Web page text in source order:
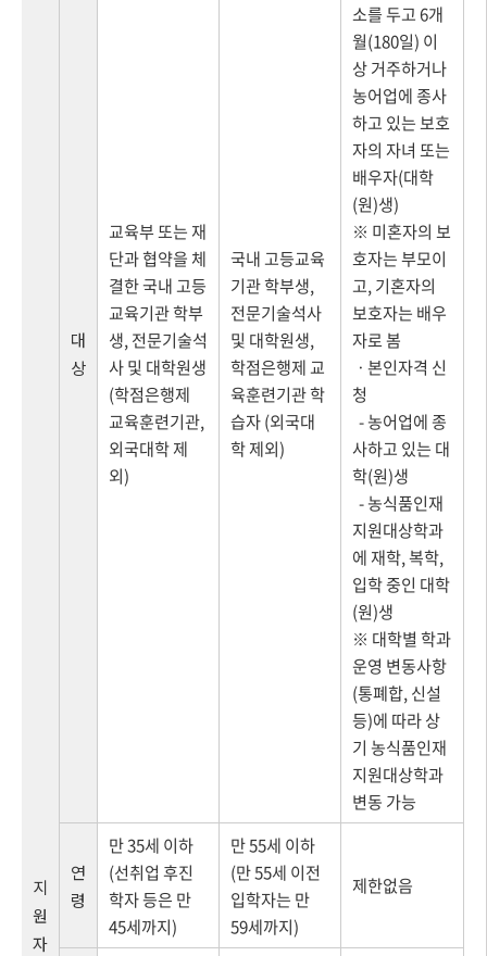
지
원
자
대
상
교육부 또는 재
단과 협약을 체
결한 국내 고등
교육기관 학부
생, 전문기술석
사 및 대학원생
(학점은행제
교육훈련기관,
외국대학 제
외)
국내 고등교육
기관 학부생,
전문기술석사
및 대학원생,
학점은행제 교
육훈련기관 학
습자 (외국대
학 제외)
소를 두고 6개
월(180일) 이
상 거주하거나
농어업에 종사
하고 있는 보호
자의 자녀 또는
배우자(대학
(원)생)
※ 미혼자의 보
호자는 부모이
고, 기혼자의
보호자는 배우
자로 봄
ㆍ본인자격 신
청
- 농어업에 종
사하고 있는 대
학(원)생
- 농식품인재
지원대상학과
에 재학, 복학,
입학 중인 대학
(원)생
※ 대학별 학과
운영 변동사항
(통폐합, 신설
등)에 따라 상
기 농식품인재
지원대상학과
변동 가능
연
령
만 35세 이하
(선취업 후진
학자 등은 만
45세까지)
만 55세 이하
(만 55세 이전
입학자는 만
59세까지)
제한없음